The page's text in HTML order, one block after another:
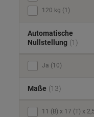
120 kg (1)
Automatische
Nullstellung (1)
Ja (10)
Maße (13)
11 (B) x 17 (T) x